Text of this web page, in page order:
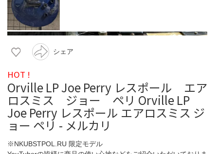
シェア
HOT !
Orville LP Joe Perry レスポール エア
ロスミス ジョー ペリ Orville LP
Joe Perry レスポール エアロスミス ジ
ョー ペリ - メルカリ
※NKUBSTPOL.RU 限定モデル